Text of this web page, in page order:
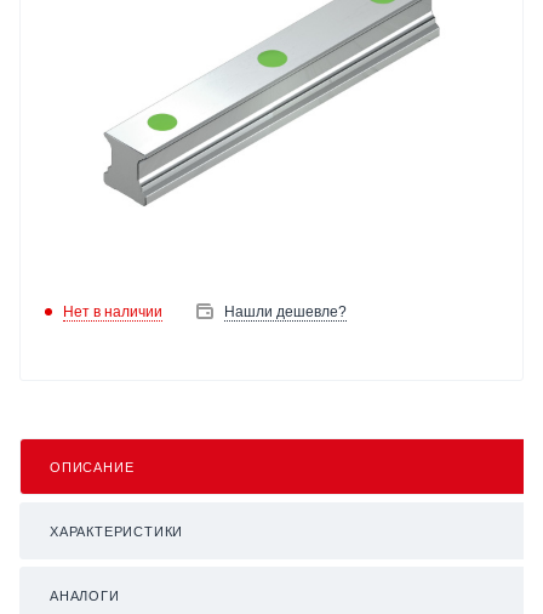
Нет в наличии Нашли дешевле?
ОПИСАНИЕ
ХАРАКТЕРИСТИКИ
АНАЛОГИ